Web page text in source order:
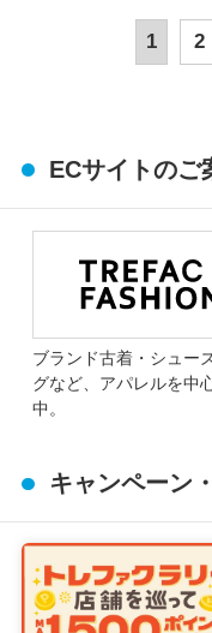
1 2
ECサイトのご
ブランド古着・シュー
グなど、アパレルを中
中。
キャンペーン